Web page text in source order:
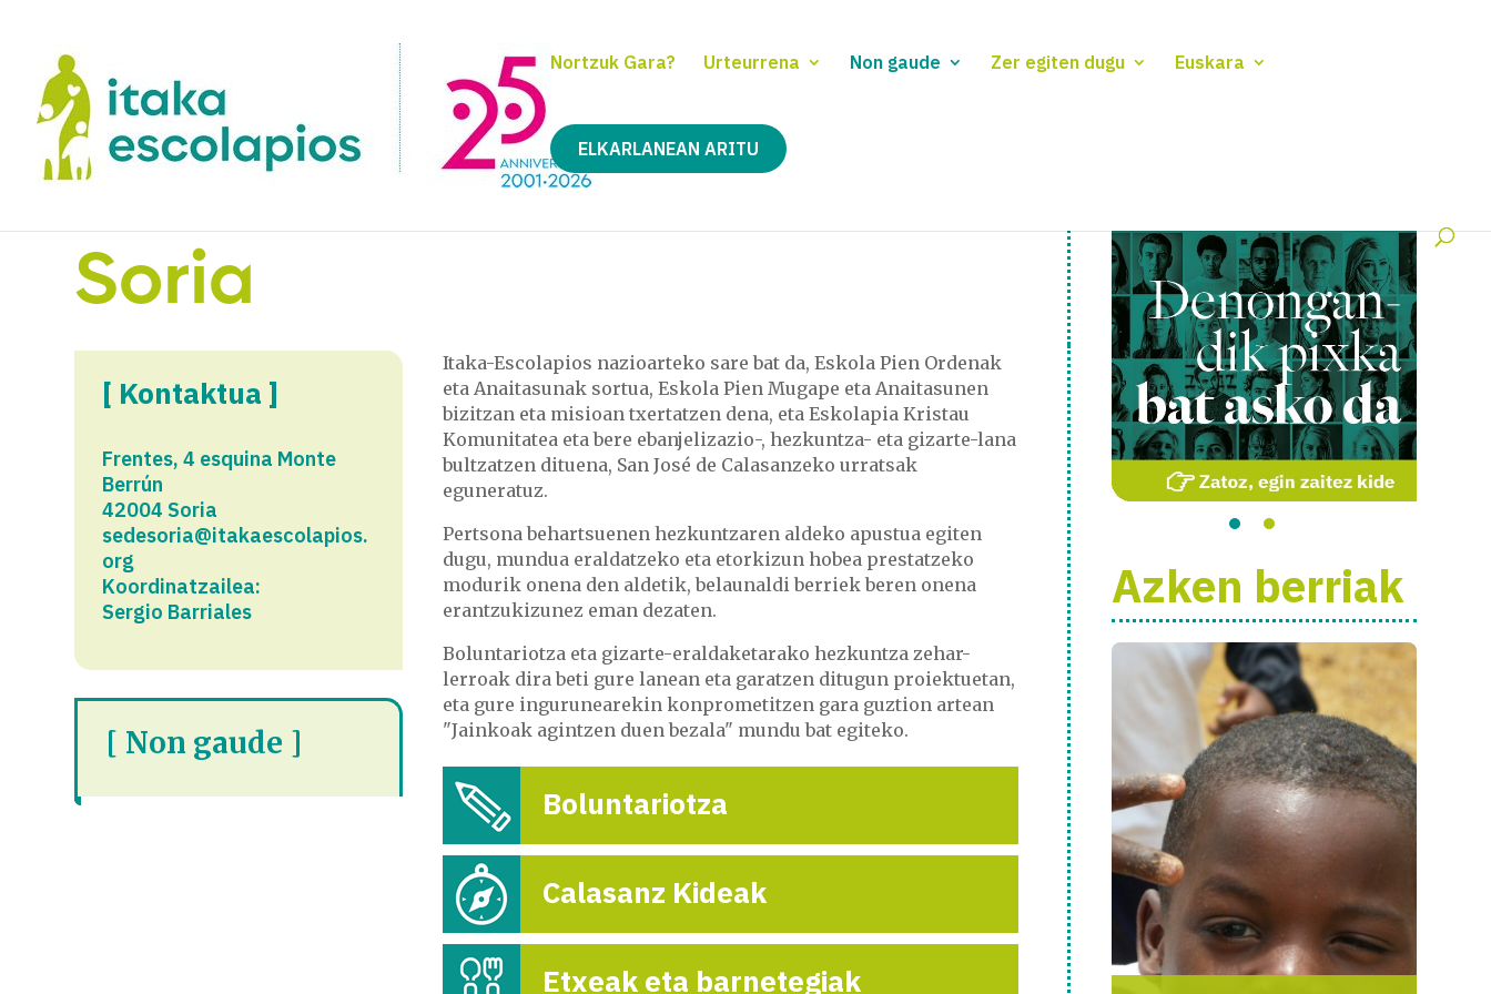
Nortzuk Gara? Urteurrena Non gaude Zer egiten dugu Euskara
ELKARLANEAN ARITU
Soria
[ Kontaktua ]
Frentes, 4 esquina Monte
Berrún
42004 Soria
sedesoria@itakaescolapios.
org
Koordinatzailea:
Sergio Barriales
[ Non gaude ]
Itaka-Escolapios nazioarteko sare bat da, Eskola Pien Ordenak
eta Anaitasunak sortua, Eskola Pien Mugape eta Anaitasunen
bizitzan eta misioan txertatzen dena, eta Eskolapia Kristau
Komunitatea eta bere ebanjelizazio-, hezkuntza- eta gizarte-lana
bultzatzen dituena, San José de Calasanzeko urratsak
eguneratuz.
Pertsona behartsuenen hezkuntzaren aldeko apustua egiten
dugu, mundua eraldatzeko eta etorkizun hobea prestatzeko
modurik onena den aldetik, belaunaldi berriek beren onena
erantzukizunez eman dezaten.
Boluntariotza eta gizarte-eraldaketarako hezkuntza zehar-
lerroak dira beti gure lanean eta garatzen ditugun proiektuetan,
eta gure ingurunearekin konprometitzen gara guztion artean
"Jainkoak agintzen duen bezala" mundu bat egiteko.
Boluntariotza
Calasanz Kideak
Etxeak eta barnetegiak
Azken berriak